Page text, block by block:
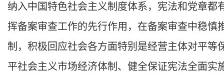
纳入中国特色社会主义制度体系，宪法和党章
挥备案审查工作的先行作用，在备案审查中稳
制，积极回应社会各方面特别是经营主体对平
平社会主义市场经济体制、健全保证宪法全面实